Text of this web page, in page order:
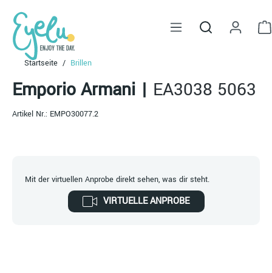
springen
Startseite Brillen
Emporio Armani | EA3038 5063
Artikel Nr.: EMPO30077.2
Mit der virtuellen Anprobe direkt sehen, was dir steht.
VIRTUELLE ANPROBE